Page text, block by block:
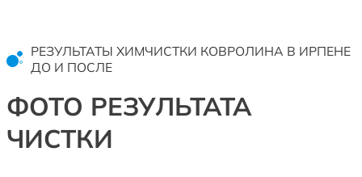
РЕЗУЛЬТАТЫ ХИМЧИСТКИ КОВРОЛИНА В ИРПЕНЕ
ДО И ПОСЛЕ
ФОТО РЕЗУЛЬТАТА
ЧИСТКИ